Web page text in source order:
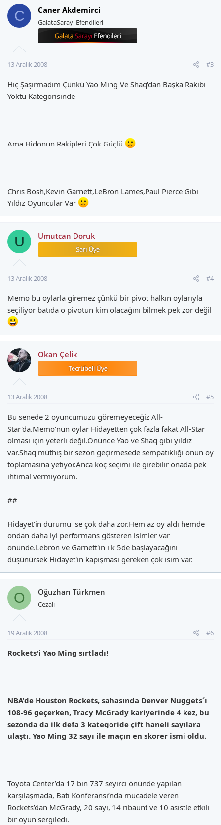
C Caner Akdemirci
GalataSarayı Efendileri
13 Aralık 2008 #3
Hiç Şaşırmadım Çünkü Yao Ming Ve Shaq'dan Başka Rakibi
Yoktu Kategorisinde
Ama Hidonun Rakipleri Çok Güçlü
Chris Bosh,Kevin Garnett,LeBron Lames,Paul Pierce Gibi
Yıldız Oyuncular Var
U Umutcan Doruk
13 Aralık 2008 #4
Memo bu oylarla giremez çünkü bir pivot halkın oylarıyla
seçiliyor batıda o pivotun kim olacağını bilmek pek zor değil
Okan Çelik
13 Aralık 2008 #5
Bu senede 2 oyuncumuzu göremeyeceğiz All-
Star'da.Memo'nun oylar Hidayetten çok fazla fakat All-Star
olması için yeterli değil.Önünde Yao ve Shaq gibi yıldız
var.Shaq müthiş bir sezon geçirmesede sempatikliği onun oy
toplamasına yetiyor.Anca koç seçimi ile girebilir onada pek
ihtimal vermiyorum.
##
Hidayet'in durumu ise çok daha zor.Hem az oy aldı hemde
ondan daha iyi performans gösteren isimler var
önünde.Lebron ve Garnett'in ilk 5de başlayacağını
düşünürsek Hidayet'in kapışması gereken çok isim var.
O Oğuzhan Türkmen
Cezalı
19 Aralık 2008 #6
Rockets'i Yao Ming sırtladı!
NBA'de Houston Rockets, sahasında Denver Nuggets´ı
108-96 geçerken, Tracy McGrady kariyerinde 4 kez, bu
sezonda da ilk defa 3 kategoride çift haneli sayılara
ulaştı. Yao Ming 32 sayı ile maçın en skorer ismi oldu.
Toyota Center’da 17 bin 737 seyirci önünde yapılan
karşılaşmada, Batı Konferansı’nda mücadele veren
Rockets’dan McGrady, 20 sayı, 14 ribaunt ve 10 asistle etkili
bir oyun sergiledi.